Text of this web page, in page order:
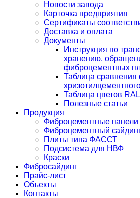
Новости завода
Карточка предприятия
Сертификаты
Доставка и оплата
Документы
Инструкция по
хранению,
фиброцементных
Таблица сравнения
Таблица цветов RAL
Полезные статьи
Продукция
Фиброцементные
Фиброцементный
Плиты типа ФАССТ
Подсистема для НВФ
Краски
Фибросайдинг
Прайс-лист
Объекты
Контакты